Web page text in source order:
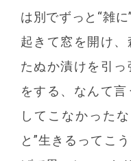
は別でずっと“雑
起きて窓を開け
たぬか漬けを引
をする、なんて
してこなかった
と”生きるってこ